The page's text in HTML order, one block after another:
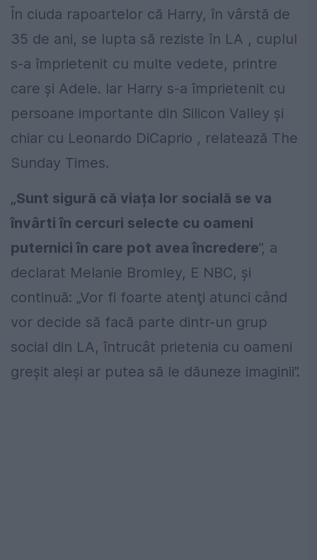
În ciuda rapoartelor că Harry, în vârstă de
35 de ani, se lupta să reziste în LA , cuplul
s-a împrietenit cu multe vedete, printre
care şi Adele. Iar Harry s-a împrietenit cu
persoane importante din Silicon Valley și
chiar cu Leonardo DiCaprio , relatează The
Sunday Times.
„Sunt sigură că viața lor socială se va
învârti în cercuri selecte cu oameni
puternici în care pot avea încredere”, a
declarat Melanie Bromley, E NBC, şi
continuă: „Vor fi foarte atenţi atunci când
vor decide să facă parte dintr-un grup
social din LA, întrucât prietenia cu oameni
greşit aleşi ar putea să le dăuneze imaginii”.